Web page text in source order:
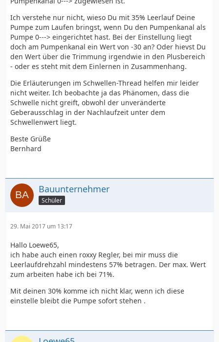
Ich verstehe nur nicht, wieso Du mit 35% Leerlauf Deine
Pumpe zum Laufen bringst, wenn Du den Pumpenkanal als
Pumpe 0---> eingerichtet hast. Bei der Einstellung liegt
doch am Pumpenkanal ein Wert von -30 an? Oder hievst Du
den Wert über die Trimmung irgendwie in den Plusbereich
- oder es steht mit dem Einlernen in Zusammenhang.
Die Erläuterungen im Schwellen-Thread helfen mir leider
nicht weiter. Ich beobachte ja das Phänomen, dass die
Schwelle nicht greift, obwohl der unveränderte
Geberausschlag in der Nachlaufzeit unter dem
Schwellenwert liegt.
Beste Grüße
Bernhard
Bauunternehmer
Schüler
29. Mai 2017 um 13:17
Hallo Loewe65,
ich habe auch einen roxxy Regler, bei mir muss die
Leerlaufdrehzahl mindestens 57% betragen. Der max. Wert
zum arbeiten habe ich bei 71%.
Mit deinen 30% komme ich nicht klar, wenn ich diese
einstelle bleibt die Pumpe sofort stehen .